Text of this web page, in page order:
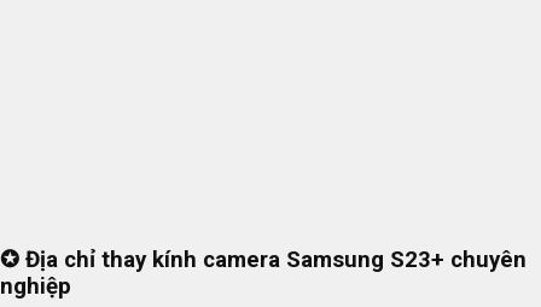
✪ Địa chỉ thay kính camera Samsung S23+ chuyên
nghiệp